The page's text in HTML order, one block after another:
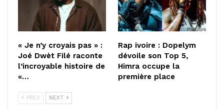
« Je n’y croyais pas » :
Joé Dwèt Filé raconte
l’incroyable histoire de
«…
Rap ivoire : Dopelym
dévoile son Top 5,
Himra occupe la
première place
PREV NEXT